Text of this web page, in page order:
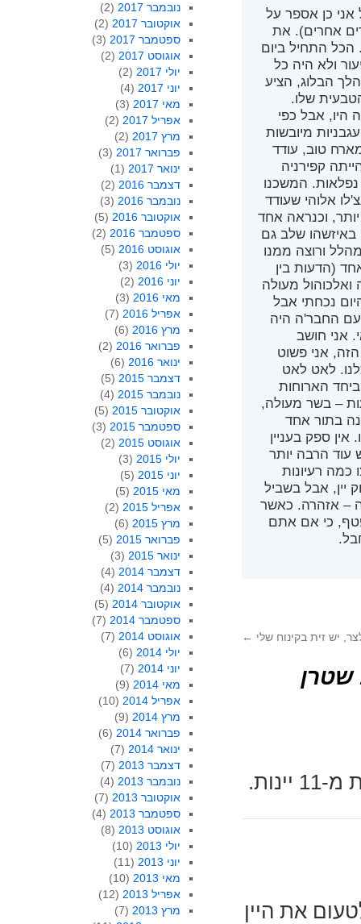
אני כן אספר על
אחרים). את
הכל התחיל ביום
ולא היה כל
הבלוג, הציע
שלו.
היו, אבל כפי
מיובשות
מארח טוב, עודד
קפירניה
המשכנו
אלוהי שעודד
וכנראה אחד
באיזשהו שלב גם
ורוצה ממנו
(הדעות בין
ואלכוהול מעולה
נכחתי אבל
החבר'ה היה
אני חושב
אני פשוט
לאט לאט
הארוחות
– בשר מעולה,
בתור אחד
ספק בעניין
עוד הרבה יותר
כמה רעיונות
יין, אבל בשביל
– אזהרה. כאשר
כי אם אתם
יש זית בקינוח שלי ←
את היין
נובמבר 2017
(2)
אוקטובר 2017
(2)
ספטמבר 2017
(3)
אוגוסט 2017
(2)
יולי 2017
(2)
יוני 2017
(4)
מאי 2017
(3)
אפריל 2017
(2)
מרץ 2017
(2)
פברואר 2017
(3)
ינואר 2017
(1)
דצמבר 2016
(2)
נובמבר 2016
(3)
אוקטובר 2016
(5)
ספטמבר 2016
(2)
אוגוסט 2016
(5)
יולי 2016
(3)
יוני 2016
(2)
מאי 2016
(3)
אפריל 2016
(7)
מרץ 2016
(6)
פברואר 2016
(2)
ינואר 2016
(6)
דצמבר 2015
(5)
נובמבר 2015
(4)
אוקטובר 2015
(5)
ספטמבר 2015
(3)
אוגוסט 2015
(2)
יולי 2015
(3)
יוני 2015
(5)
מאי 2015
(5)
אפריל 2015
(2)
מרץ 2015
(6)
פברואר 2015
(5)
ינואר 2015
(3)
דצמבר 2014
(4)
נובמבר 2014
(4)
אוקטובר 2014
(5)
ספטמבר 2014
(7)
אוגוסט 2014
(7)
יולי 2014
(6)
יוני 2014
(7)
מאי 2014
(9)
אפריל 2014
(10)
מרץ 2014
(9)
פברואר 2014
(6)
ינואר 2014
(7)
דצמבר 2013
(7)
נובמבר 2013
(4)
אוקטובר 2013
(7)
ספטמבר 2013
(4)
אוגוסט 2013
(8)
יולי 2013
(10)
יוני 2013
(11)
מאי 2013
(10)
אפריל 2013
(12)
מרץ 2013
(7)